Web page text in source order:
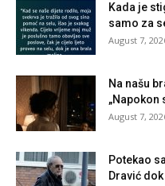
Kada je
samo za
August 7,
Na našu
„Napokon
August 7,
Potekao
Dravić